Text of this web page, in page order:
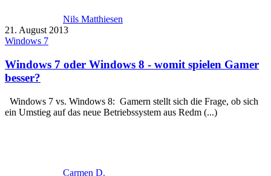
Nils Matthiesen
21. August 2013
Windows 7
Windows 7 oder Windows 8 - womit spielen Gamer
besser?
Windows 7 vs. Windows 8: Gamern stellt sich die Frage, ob sich
ein Umstieg auf das neue Betriebssystem aus Redm (...)
Carmen D.